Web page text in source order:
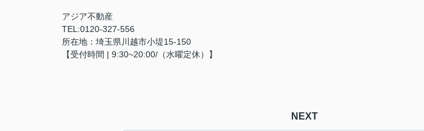
アジア不動産
TEL:0120-327-556
所在地：埼玉県川越市小堤15-150
【受付時間 | 9:30~20:00/（水曜定休）】
NEXT